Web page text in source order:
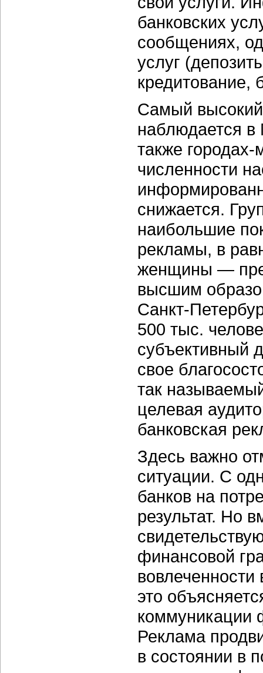
банковских
сообщениях,
услуг
кредитование,
Самый высокий
наблюдается в
также
численности
снижается.
наибольшие
рекламы, в
женщины —
высшим
Санкт-
500 тыс.
субъективный
свое
так
целевая
банковская
Здесь важно
ситуации. С
банков на
результат. Но
финансовой
это
коммуникации
Реклама
в состоянии в